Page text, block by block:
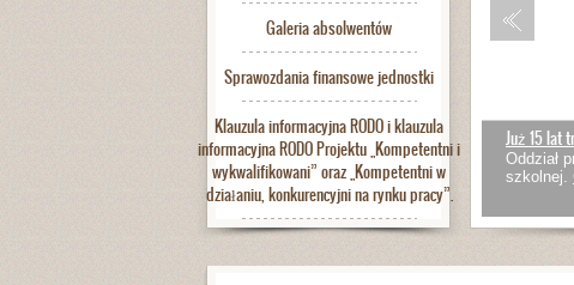
Galeria absolwentów
Sprawozdania finansowe jednostki
Klauzula informacyjna RODO i klauzula
informacyjna RODO Projektu „Kompetentni i
wykwalifikowani” oraz „Kompetentni w
działaniu, konkurencyjni na rynku pracy”.
Już 15 lat
Oddział
szkolnej.